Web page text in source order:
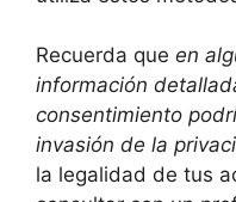
Recuerda que en
información
consentimiento
invasión de la
la legalidad de tus